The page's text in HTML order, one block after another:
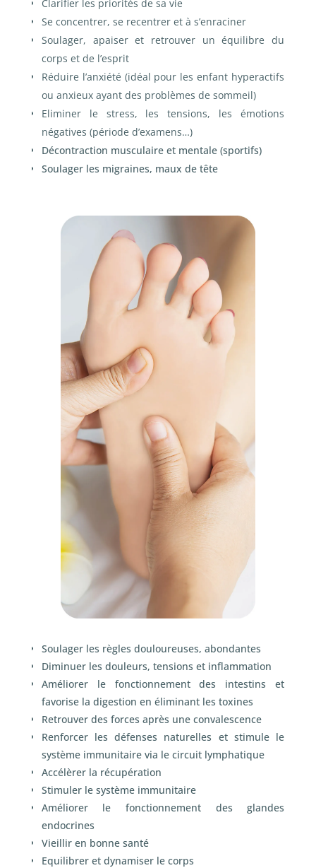
Clarifier les priorités de sa vie
Se concentrer, se recentrer et à s’enraciner
Soulager, apaiser et retrouver un équilibre du
corps et de l’esprit
Réduire l’anxiété (idéal pour les enfant hyperactifs
ou anxieux ayant des problèmes de sommeil)
Eliminer le stress, les tensions, les émotions
négatives (période d’examens…)
Décontraction musculaire et mentale (sportifs)
Soulager les migraines, maux de tête
Soulager les règles douloureuses, abondantes
Diminuer les douleurs, tensions et inflammation
Améliorer le fonctionnement des intestins et
favorise la digestion en éliminant les toxines
Retrouver des forces après une convalescence
Renforcer les défenses naturelles et stimule le
système immunitaire via le circuit lymphatique
Accélèrer la récupération
Stimuler le système immunitaire
Améliorer le fonctionnement des glandes
endocrines
Vieillir en bonne santé
Equilibrer et dynamiser le corps